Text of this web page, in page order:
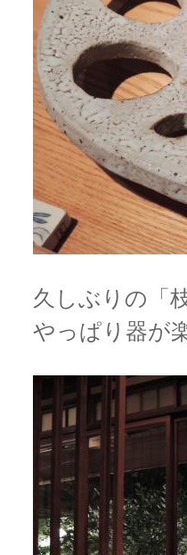
久しぶりの「
やっぱり器が